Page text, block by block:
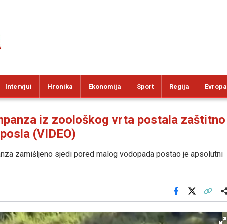
Intervjui Hronika Ekonomija Sport Regija Evropa
iz zoološkog vrta postala zaštitno
(VIDEO)
zamišljeno sjedi pored malog vodopada postao je apsolutni
Facebook